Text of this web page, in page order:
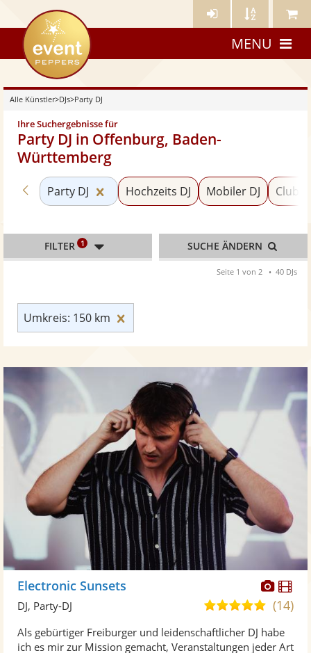
Künstler- Künstler Meine
eventpeppers
MENU
Alle Künstler>DJs>Party DJ
Ihre Suchergebnisse für
Party DJ in Offenburg, Baden-
Württemberg
Zurück zu «DJs»
Party DJ Kategorie «Party DJ» zurücksetzen
Hochzeits DJ Mobiler DJ Club
Umkreis: 150 km
FILTER 1 SUCHE ÄNDERN
Seite 1 von 2 40 DJs
Fotos
Electronic Sunsets
5,0
5
(14)
DJ, Party-DJ
Als gebürtiger Freiburger und leidenschaftlicher DJ habe
ich es mir zur Mission gemacht, Veranstaltungen jeder Art